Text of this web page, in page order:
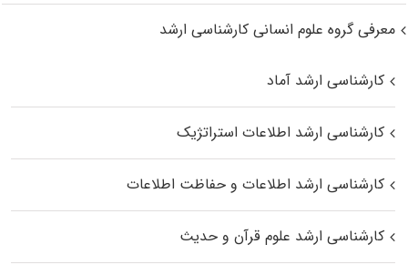
معرفی گروه علوم انسانی کارشناسی ارشد
کارشناسی ارشد آماد
کارشناسی ارشد اطلاعات استراتژیک
کارشناسی ارشد اطلاعات و حفاظت اطلاعات
کارشناسی ارشد علوم قرآن و حدیث